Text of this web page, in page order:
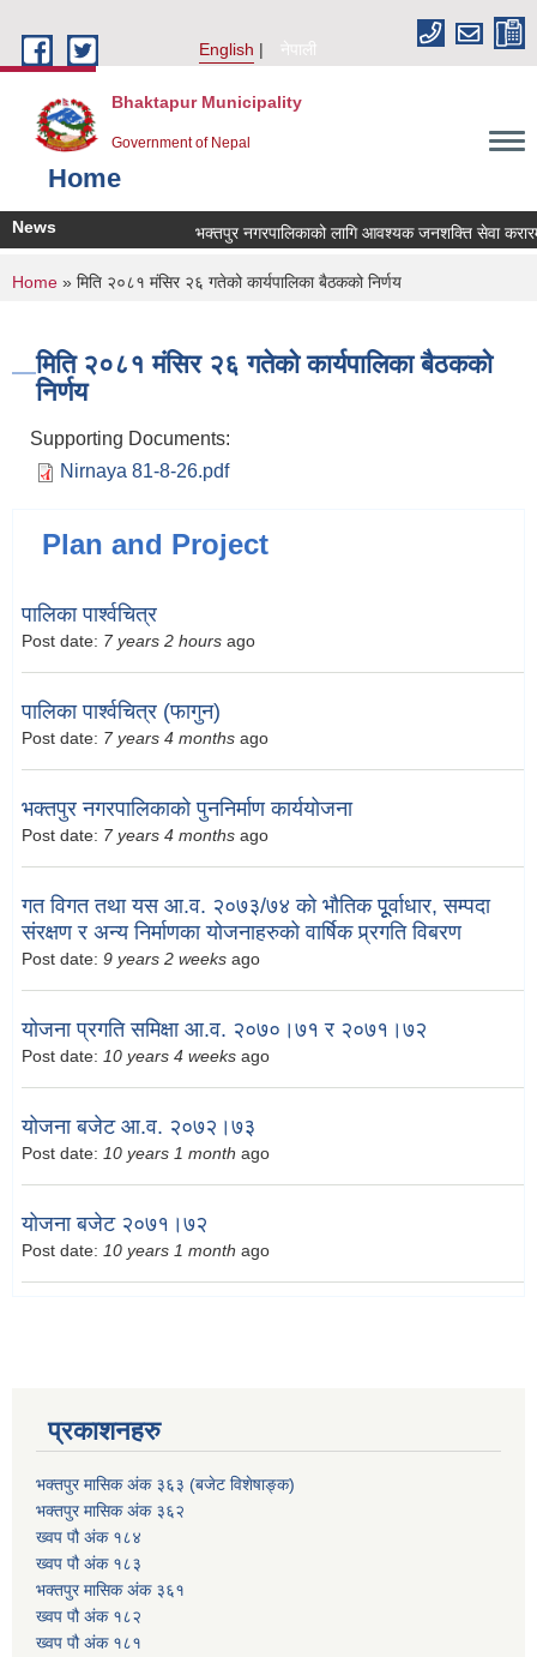
English
नेपाली
Bhaktapur Municipality
Government of Nepal
Home
News भक्तपुर नगरपालिकाको लागि आवश्यक जनशक्ति सेवा
You are here
Home » मिति २०८१ मंसिर २६ गतेको कार्यपालिका बैठकको निर्णय
मिति २०८१ मंसिर २६ गतेको कार्यपालिका बैठकको
निर्णय
Supporting Documents:
Nirnaya 81-8-26.pdf
Plan and Project
पालिका पार्श्वचित्र
Post date: 7 years 2 hours ago
पालिका पार्श्वचित्र (फागुन)
Post date: 7 years 4 months ago
भक्तपुर नगरपालिकाको पुननिर्माण कार्ययोजना
Post date: 7 years 4 months ago
गत विगत तथा यस आ.व. २०७३/७४ को भौतिक पूूर्वाधार, सम्पदा
संरक्षण र अन्य निर्माणका योजनाहरुको वार्षिक प्र्रगति विबरण
Post date: 9 years 2 weeks ago
योजना प्रगति समिक्षा आ.व. २०७०।७१ र २०७१।७२
Post date: 10 years 4 weeks ago
योजना बजेट आ.व. २०७२।७३
Post date: 10 years 1 month ago
योजना बजेट २०७१।७२
Post date: 10 years 1 month ago
प्रकाशनहरु
भक्तपुर मासिक अंक ३६३ (बजेट विशेषाङ्क)
भक्तपुर मासिक अंक ३६२
ख्वप पौ अंक १८४
ख्वप पौ अंक १८३
भक्तपुर मासिक अंक ३६१
ख्वप पौ अंक १८२
ख्वप पौ अंक १८१